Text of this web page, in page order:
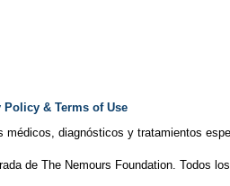
Policy & Terms of Use
médicos, diagnósticos y tratamientos
de The Nemours Foundation. Todos los